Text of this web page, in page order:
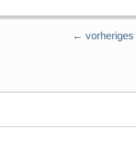
← vorheriges